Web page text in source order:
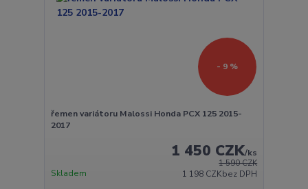
- 9 %
řemen variátoru Malossi Honda PCX 125 2015-
2017
1 590 CZK
1 450 CZK/ks
1 198 CZKbez DPH
Skladem